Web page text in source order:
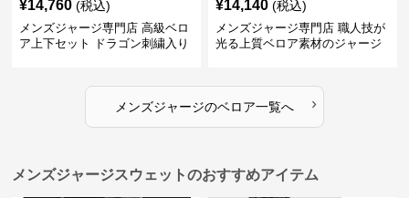
¥14,760 (税込)
メンズジャージ専門店 高級ベロ
ア上下セット ドラゴン刺繍入り
¥14,140 (税込)
メンズジャージ専門店 職人技が
光る上質ベロア素材のジャージ
メンズジャージのベロア一覧へ ›
メンズジャージスウェットのおすすめアイテム